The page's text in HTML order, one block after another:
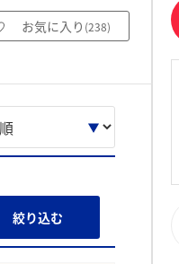
みんなの新卒就職人
28卒 IT・DX現場
お気に入り (238)
絞り込む